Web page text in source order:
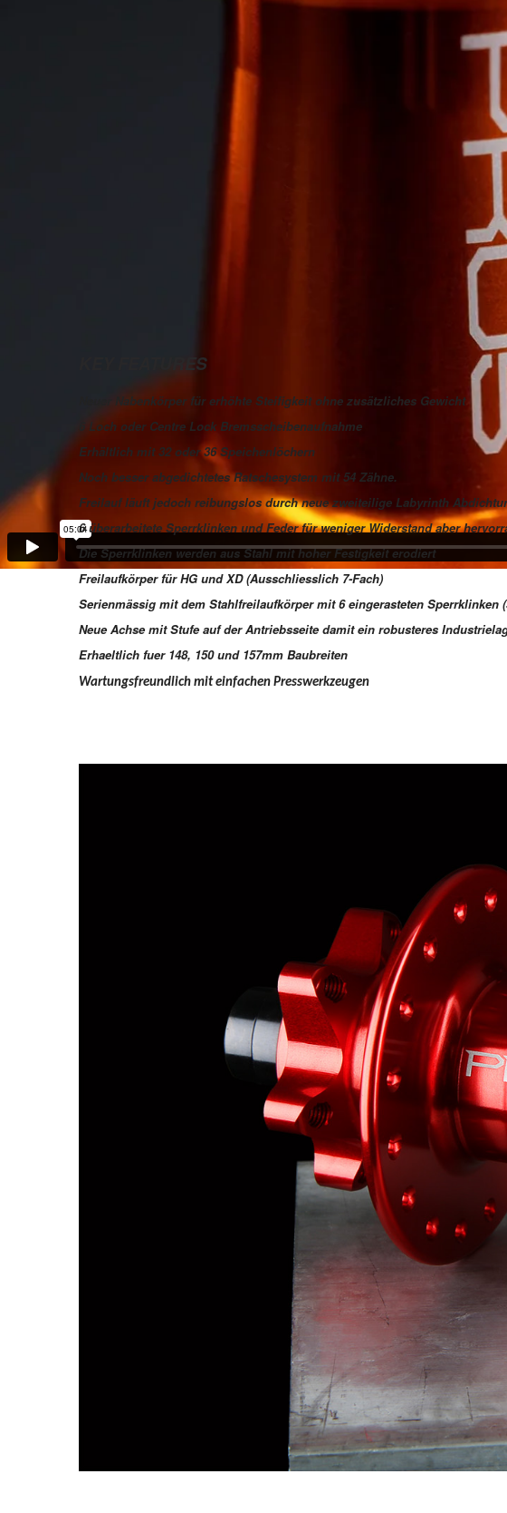
KEY FEATURES
Neuer Nabenkörper für erhöhte Steifigkeit ohne zusätzliches Gewicht
6 Loch oder Centre Lock Bremsscheibenaufnahme
Erhältlich mit 32 oder 36 Speichenlöchern
Noch besser abgedichtetes Ratschesystem mit 54 Zähne.
Freilauf läuft jedoch reibungslos durch neue zweiteilige Labyrinth
6 überarbeitete Sperrklinken und Feder für weniger Widerstand aber
Die Sperrklinken werden aus Stahl mit hoher Festigkeit erodiert
Freilaufkörper für HG und XD(Ausschliesslich 7-Fach)
Serienmässig mit dem Stahlfreilaufkörper mit 6 eingerasteten Sperrklinken
Neue Achse mit Stufe auf der Antriebsseite damit ein robusteres
Erhaeltlich fuer 148, 150 und 157mm Baubreiten
Wartungsfreundlich mit einfachen Presswerkzeugen